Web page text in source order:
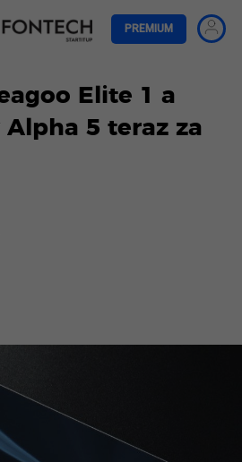
PREMIUM
Elite 1 a
Alpha 5 teraz za